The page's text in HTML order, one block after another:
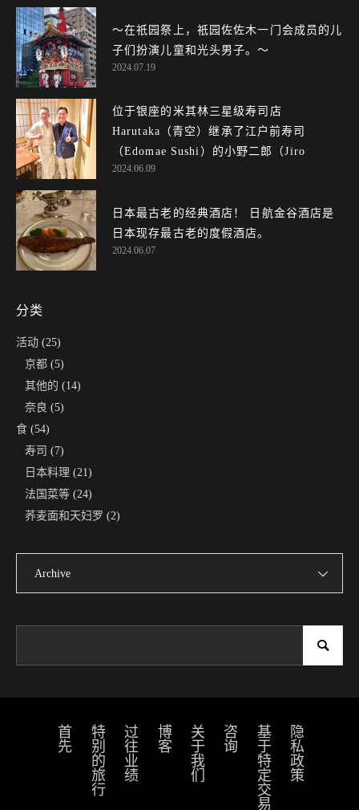
〜在祇园祭上，祇园佐佐木一门会成员的儿
子们扮演儿童和光头男子。～
2024.07.19
位于银座的米其林三星级寿司店
Harutaka（青空）继承了江户前寿司
（Edomae Sushi）的小野二郎（Jiro On...
2024.06.09
日本最古老的经典酒店！ 日航金谷酒店是
日本现存最古老的度假酒店。
2024.06.07
分类
活动 (25)
京都(5)
其他的 (14)
奈良 (5)
食 (54)
寿司 (7)
日本料理 (21)
法国菜等(24)
荞麦面和天妇罗 (2)
Archive
隐私政策
咨询
关于我们
博客
过往业绩
特别的旅行
首先